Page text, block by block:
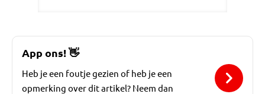
App ons!👋
Heb je een foutje gezien of heb je een
opmerking over dit artikel? Neem dan